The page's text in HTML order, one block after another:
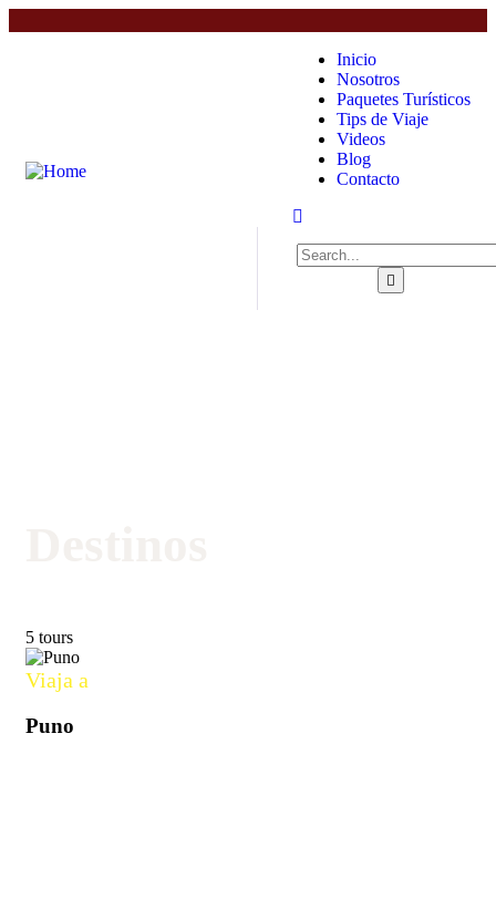
Inicio
Nosotros
Paquetes Turísticos
Tips de Viaje
Videos
Blog
Contacto
5 tours
Viaja a
Puno